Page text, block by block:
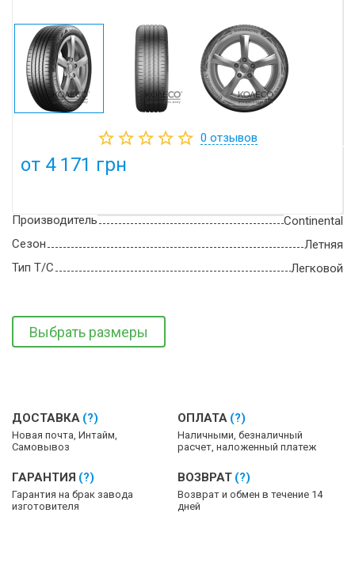
0 отзывов
от 4 171 грн
Производитель
Continental
Сезон
Летняя
Тип Т/С
Легковой
Выбрать размеры
ДОСТАВКА (?)
Новая почта, Интайм,
Самовывоз
ОПЛАТА (?)
Наличными, безналичный
расчет, наложенный платеж
ГАРАНТИЯ (?)
Гарантия на брак завода
изготовителя
ВОЗВРАТ (?)
Возврат и обмен в течение 14
дней